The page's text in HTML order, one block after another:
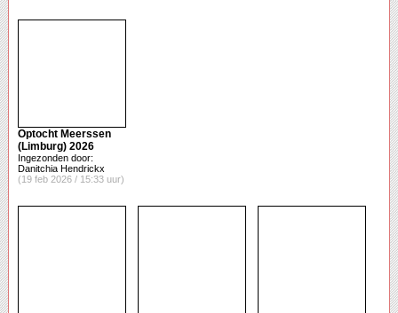
Optocht Meerssen
(Limburg) 2026
Ingezonden door:
Danitchia Hendrickx
(19 feb 2026 / 15:33 uur)